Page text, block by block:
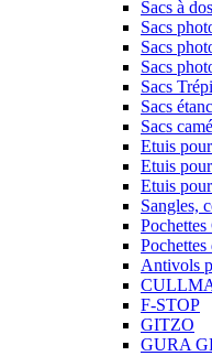
Sacs à
Sacs
Sacs
Sacs
Sacs
Sacs
Sacs
Etuis
Etuis
Etuis
Sangles,
Antivols
F-STOP
GITZO
GURA